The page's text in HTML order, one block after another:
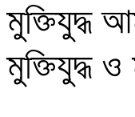
মুক্তিযুদ্ধ